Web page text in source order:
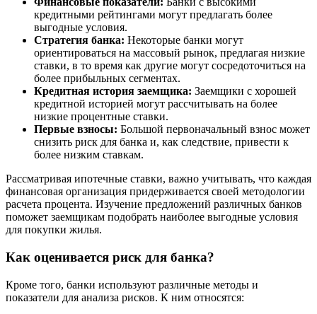
кредитными рейтингами могут предлагать более
выгодные условия.
Стратегия банка: Некоторые банки могут
ориентироваться на массовый рынок, предлагая низкие
ставки, в то время как другие могут сосредоточиться на
более прибыльных сегментах.
Кредитная история заемщика: Заемщики с хорошей
кредитной историей могут рассчитывать на более
низкие процентные ставки.
Первые взносы: Большой первоначальный взнос может
снизить риск для банка и, как следствие, привести к
более низким ставкам.
Рассматривая ипотечные ставки, важно учитывать, что каждая
финансовая организация придерживается своей методологии
расчета процента. Изучение предложений различных банков
поможет заемщикам подобрать наиболее выгодные условия
для покупки жилья.
Как оценивается риск для банка?
Кроме того, банки используют различные методы и
показатели для анализа рисков. К ним относятся: